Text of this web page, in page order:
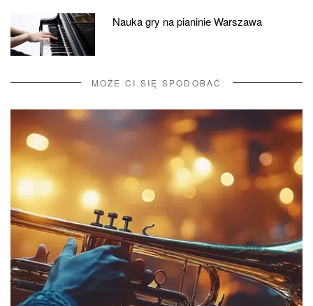
Nauka gry na pianinie Warszawa
MOŻE CI SIĘ SPODOBAĆ